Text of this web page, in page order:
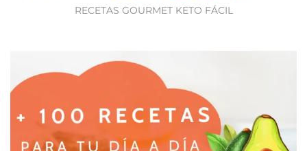
RECETAS GOURMET KETO FÁCIL